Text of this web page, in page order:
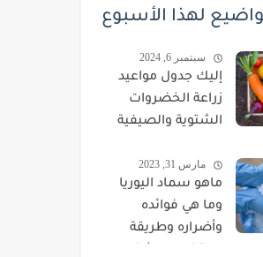
لهذا الأسبوع
سبتمبر 6, 2024
إليك جدول مواعيد
زراعة الخضروات
الشتوية والصيفية
والشهر
مارس 31, 2023
ماهو سماد اليوريا
وما هي فوائده
وأضراره وطريقة